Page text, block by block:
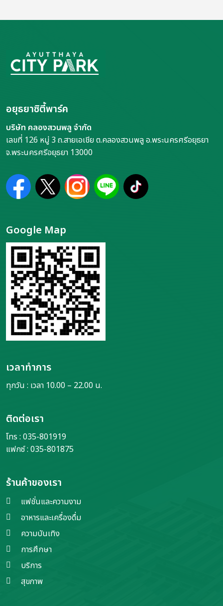
อยุธยาซิตี้พาร์ค
บริษัท คลองสวนพลู จำกัด
เลขที่ 126 หมู่ 3 ถ.สายเอเชีย ต.คลองสวนพลู อ.พระนครศรีอยุธยา
จ.พระนครศรีอยุธยา 13000
Google Map
เวลาทำการ
ทุกวัน : เวลา 10.00 – 22.00 น.
ติดต่อเรา
โทร : 035-801919
แฟกซ์ : 035-801875
ร้านค้าของเรา
แฟชั่นและความงาม
อาหารและเครื่องดื่ม
ความบันเทิง
การศึกษา
บริการ
สุขภาพ